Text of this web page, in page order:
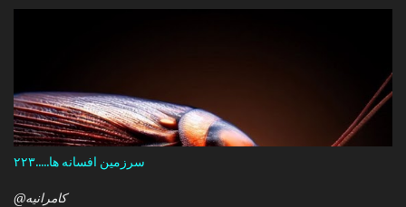
سرزمین افسانه ها.....۲۲۳
@کامرانیه